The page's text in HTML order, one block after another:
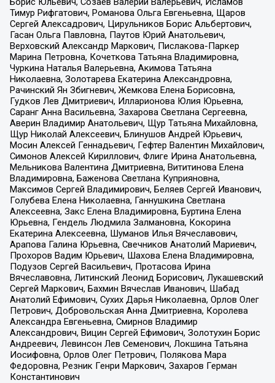
Тимур Рифгатович, Романова Ольга Евгеньевна, Щаров
Сергей Алексадрович, Цирульников Борис Альбертович,
Гасан Ольга Павловна, Паутов Юрий Анатольевич,
Верховский Александр Маркович, Пислакова-Паркер
Марина Петровна, Кочеткова Татьяна Владимировна,
Чуркина Наталья Валерьевна, Акимова Татьяна
Николаевна, Золотарева Екатерина Александровна,
Рачинский Ян Збигневич, Жемкова Елена Борисовна,
Гудков Лев Дмитриевич, Илларионова Юлия Юрьевна,
Саранг Анна Васильевна, Захарова Светлана Сергеевна,
Аверин Владимир Анатольевич, Щур Татьяна Михайловна,
Щур Николай Алексеевич, Блинушов Андрей Юрьевич,
Мосин Алексей Геннадьевич, Гефтер Валентин Михайлович,
Симонов Алексей Кириллович, Флиге Ирина Анатольевна,
Мельникова Валентина Дмитриевна, Вититинова Елена
Владимировна, Баженова Светлана Куприяновна,
Максимов Сергей Владимирович, Беляев Сергей Иванович,
Голубева Елена Николаевна, Ганнушкина Светлана
Алексеевна, Закс Елена Владимировна, Буртина Елена
Юрьевна, Гендель Людмила Залмановна, Кокорина
Екатерина Алексеевна, Шуманов Илья Вячеславович,
Арапова Галина Юрьевна, Свечников Анатолий Мариевич,
Прохоров Вадим Юрьевич, Шахова Елена Владимировна,
Подузов Сергей Васильевич, Протасова Ирина
Вячеславовна, Литинский Леонид Борисович, Лукашевский
Сергей Маркович, Бахмин Вячеслав Иванович, Шабад
Анатолий Ефимович, Сухих Дарья Николаевна, Орлов Олег
Петрович, Добровольская Анна Дмитриевна, Королева
Александра Евгеньевна, Смирнов Владимир
Александрович, Вицин Сергей Ефимович, Золотухин Борис
Андреевич, Левинсон Лев Семенович, Локшина Татьяна
Иосифовна, Орлов Олег Петрович, Полякова Мара
Федоровна, Резник Генри Маркович, Захаров Герман
Константинович